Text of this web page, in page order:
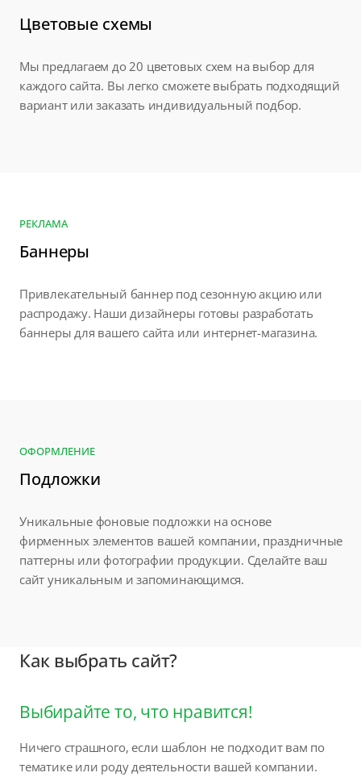
Цветовые схемы
Мы предлагаем до 20 цветовых схем на выбор для
каждого сайта. Вы легко сможете выбрать подходящий
вариант или заказать индивидуальный подбор.
РЕКЛАМА
Баннеры
Привлекательный баннер под сезонную акцию или
распродажу. Наши дизайнеры готовы разработать
баннеры для вашего сайта или интернет-магазина.
ОФОРМЛЕНИЕ
Подложки
Уникальные фоновые подложки на основе
фирменных элементов вашей компании, праздничные
паттерны или фотографии продукции. Сделайте ваш
сайт уникальным и запоминающимся.
Как выбрать сайт?
Выбирайте то, что нравится!
Ничего страшного, если шаблон не подходит вам по
тематике или роду деятельности вашей компании.